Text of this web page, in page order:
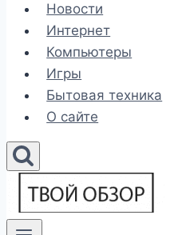
Новости
Интернет
Компьютеры
Игры
Бытовая техника
О сайте